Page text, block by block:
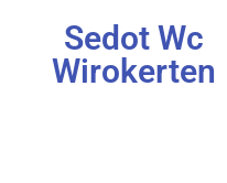
Sedot Wc
Wirokerten